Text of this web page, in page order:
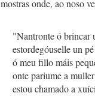
mostras onde, ao noso
"Nantronte ó brincar
estordegóuselle un pé
ó meu fillo máis
onte pariume a
estou chamado a